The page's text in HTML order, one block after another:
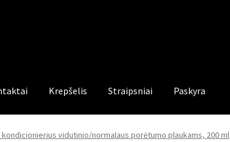
Krepšelis Straipsniai Paskyra
vidutinio/normalaus porėtumo plaukams, 200 ml